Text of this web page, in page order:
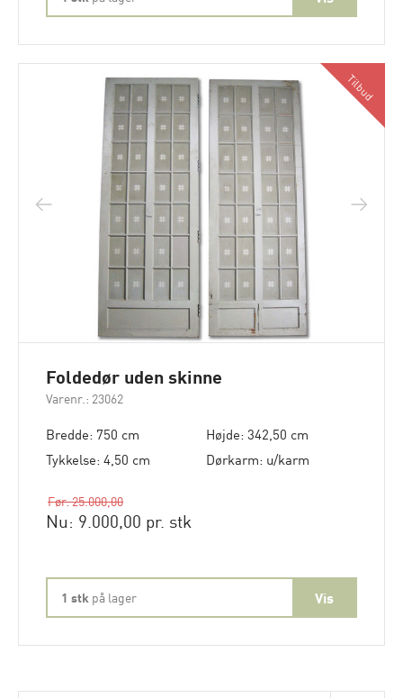
Tilbud
Foldedør uden skinne
Varenr.: 23062
Bredde: 750 cm
Højde: 342,50 cm
Tykkelse: 4,50 cm
Dørkarm: u/karm
Nu: 9.000,00 pr. stk
Før: 25.000,00
1 stk på lager